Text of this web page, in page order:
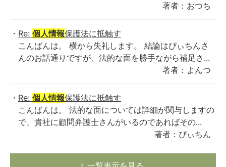
著者：おつち
Re: 個人情報保護法に抵触す
こんばんは。 横から失礼します。 結論はぴぃちんさ
んのお話通りですが、法的な面を勝手ながら補足さ...
著者：よんつ
Re: 個人情報保護法に抵触す
こんばんは。 法的な面については詳細が関与しますの
で、貴社に顧問弁護士さんがいるのであればその...
著者：ぴぃちん